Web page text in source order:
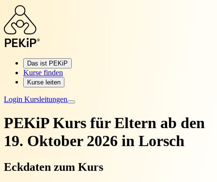
Das ist PEKiP
Kurse finden
Kurse leiten
Login Kursleitungen
PEKiP Kurs für Eltern ab den
19. Oktober 2026 in Lorsch
Eckdaten zum Kurs